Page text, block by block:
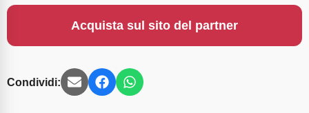
Acquista sul sito del partner
Condividi: